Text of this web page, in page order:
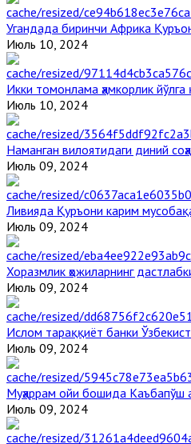
Угандада биринчи Aфрика
Июль 10, 2024
Икки томонлама ҳамкорлик йўлга
Июль 10, 2024
Наманган вилоятидаги диний
Июль 09, 2024
Ливияда Қуръони карим
Июль 09, 2024
Хоразмлик ҳожиларнинг
Июль 09, 2024
Ислом тараққиёт банки
Июль 09, 2024
Муҳаррам ойи бошида Каъбапўш
Июль 09, 2024